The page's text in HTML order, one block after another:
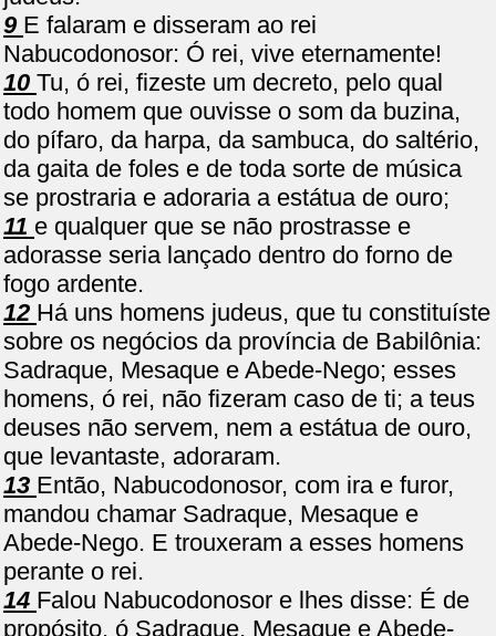
9 E falaram e disseram ao rei
Nabucodonosor: Ó rei, vive eternamente!
10 Tu, ó rei, fizeste um decreto, pelo qual
todo homem que ouvisse o som da buzina,
do pífaro, da harpa, da sambuca, do saltério,
da gaita de foles e de toda sorte de música
se prostraria e adoraria a estátua de ouro;
11 e qualquer que se não prostrasse e
adorasse seria lançado dentro do forno de
fogo ardente.
12 Há uns homens judeus, que tu constituíste
sobre os negócios da província de Babilônia:
Sadraque, Mesaque e Abede-Nego; esses
homens, ó rei, não fizeram caso de ti; a teus
deuses não servem, nem a estátua de ouro,
que levantaste, adoraram.
13 Então, Nabucodonosor, com ira e furor,
mandou chamar Sadraque, Mesaque e
Abede-Nego. E trouxeram a esses homens
perante o rei.
14 Falou Nabucodonosor e lhes disse: É de
propósito, ó Sadraque, Mesaque e Abede-